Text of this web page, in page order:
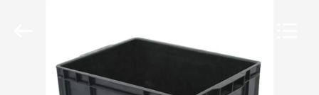
HAUS